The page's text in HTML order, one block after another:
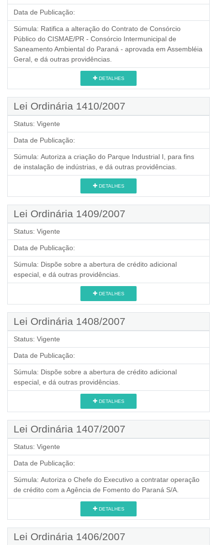
Data de Publicação:
Súmula: Ratifica a alteração do Contrato de Consórcio
Público do CISMAE/PR - Consórcio Intermunicipal de
Saneamento Ambiental do Paraná - aprovada em Assembléia
Geral, e dá outras providências.
DETALHES
Lei Ordinária 1410/2007
Status: Vigente
Data de Publicação:
Súmula: Autoriza a criação do Parque Industrial I, para fins
de instalação de indústrias, e dá outras providências.
DETALHES
Lei Ordinária 1409/2007
Status: Vigente
Data de Publicação:
Súmula: Dispõe sobre a abertura de crédito adicional
especial, e dá outras providências.
DETALHES
Lei Ordinária 1408/2007
Status: Vigente
Data de Publicação:
Súmula: Dispõe sobre a abertura de crédito adicional
especial, e dá outras providências.
DETALHES
Lei Ordinária 1407/2007
Status: Vigente
Data de Publicação:
Súmula: Autoriza o Chefe do Executivo a contratar operação
de crédito com a Agência de Fomento do Paraná S/A.
DETALHES
Lei Ordinária 1406/2007